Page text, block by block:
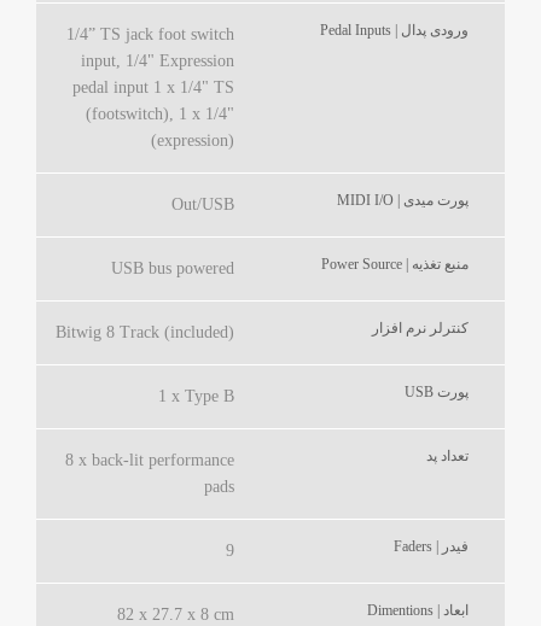
ورودی پدال | Pedal Inputs
1/4” TS jack foot switch
input, 1/4" Expression
pedal input 1 x 1/4" TS
(footswitch), 1 x 1/4"
(expression)
پورت میدی | MIDI I/O Out/USB
منبع تغذیه | Power Source USB bus powered
کنترلر نرم افزار Bitwig 8 Track (included)
پورت USB 1 x Type B
تعداد پد
8 x back-lit performance
pads
فیدر | Faders 9
ابعاد | Dimentions 82 x 27.7 x 8 cm